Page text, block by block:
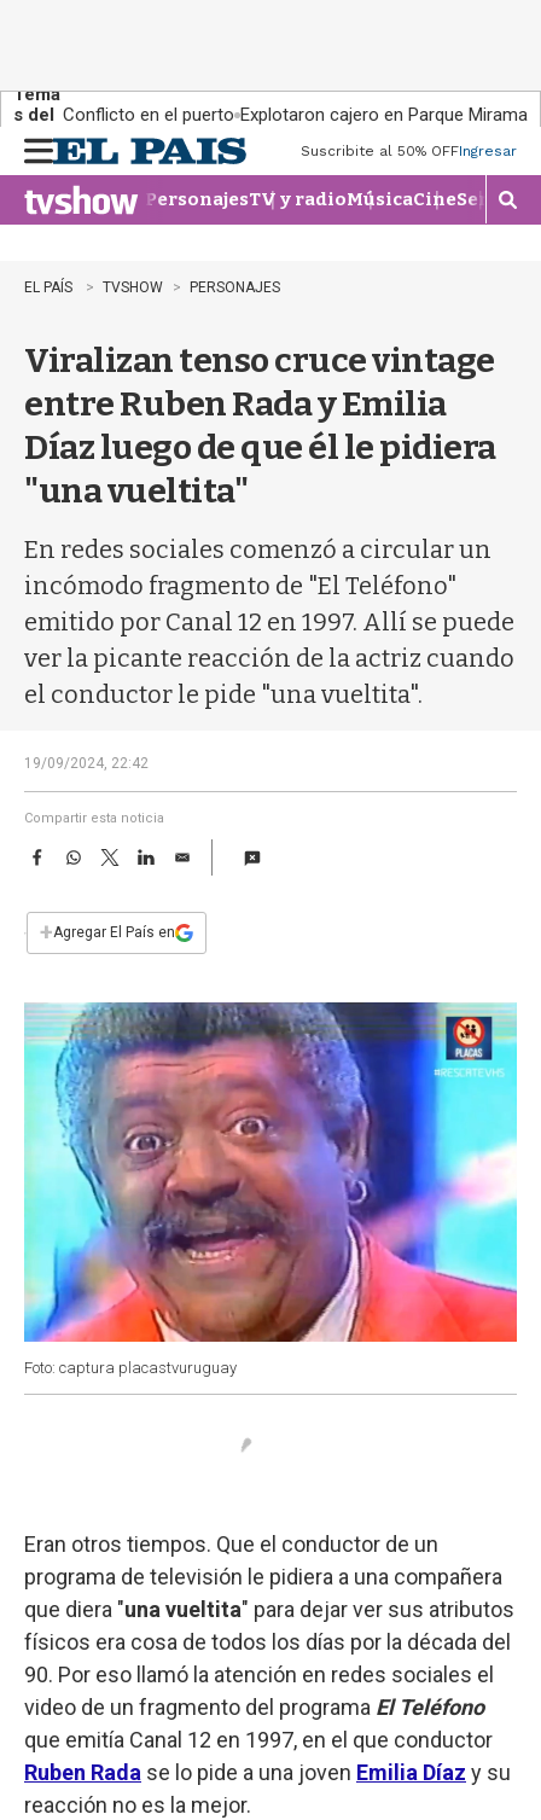
Tema
s del
día:
Conflicto en el puerto Explotaron cajero en Parque Miramar
n
u
Suscribite al 50% OFFIngresar
PersonajesTV y radioMúsicaCineSeries
M
o
EL PAÍS TVSHOW PERSONAJES
Viralizan tenso cruce vintage
entre Ruben Rada y Emilia
Díaz luego de que él le pidiera
"una vueltita"
En redes sociales comenzó a circular un
incómodo fragmento de "El Teléfono"
emitido por Canal 12 en 1997. Allí se puede
ver la picante reacción de la actriz cuando
el conductor le pide "una vueltita".
19/09/2024, 22:42
Compartir esta noticia
F
e
b
k
W
s
p
T
w
t
L
n
E
i
l
+Agregar El País en
Foto: captura placastvuruguay
Eran otros tiempos. Que el conductor de un
programa de televisión le pidiera a una compañera
que diera "una vueltita" para dejar ver sus atributos
físicos era cosa de todos los días por la década del
90. Por eso llamó la atención en redes sociales el
video de un fragmento del programa El Teléfono
que emitía Canal 12 en 1997, en el que conductor
Ruben Rada se lo pide a una joven Emilia Díaz y su
reacción no es la mejor.